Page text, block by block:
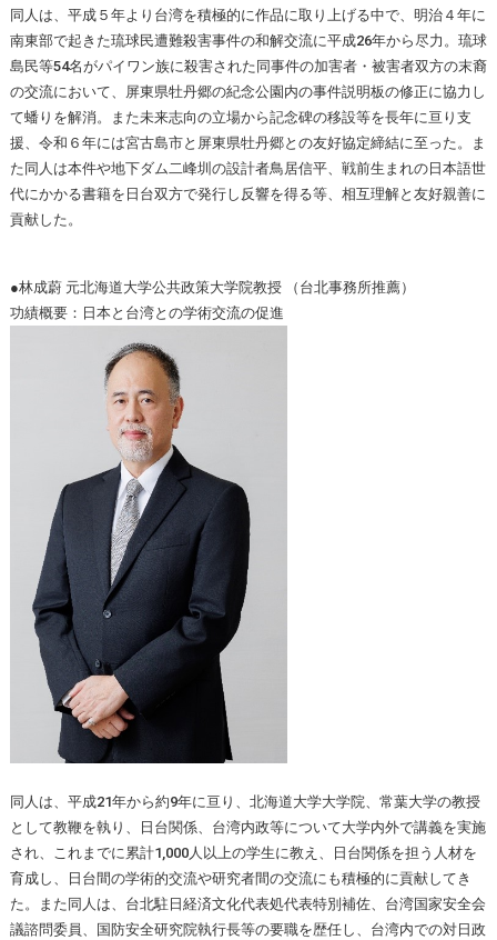
同人は、平成５年より台湾を積極的に作品に取り上げる中で、明治４年に
南東部で起きた琉球民遭難殺害事件の和解交流に平成26年から尽力。琉球
島民等54名がパイワン族に殺害された同事件の加害者・被害者双方の末裔
の交流において、屏東県牡丹郷の紀念公園内の事件説明板の修正に協力し
て蟠りを解消。また未来志向の立場から記念碑の移設等を長年に亘り支
援、令和６年には宮古島市と屏東県牡丹郷との友好協定締結に至った。ま
た同人は本件や地下ダム二峰圳の設計者鳥居信平、戦前生まれの日本語世
代にかかる書籍を日台双方で発行し反響を得る等、相互理解と友好親善に
貢献した。
●林成蔚 元北海道大学公共政策大学院教授 （台北事務所推薦）
功績概要：日本と台湾との学術交流の促進
同人は、平成21年から約9年に亘り、北海道大学大学院、常葉大学の教授
として教鞭を執り、日台関係、台湾内政等について大学内外で講義を実施
され、これまでに累計1,000人以上の学生に教え、日台関係を担う人材を
育成し、日台間の学術的交流や研究者間の交流にも積極的に貢献してき
た。また同人は、台北駐日経済文化代表処代表特別補佐、台湾国家安全会
議諮問委員、国防安全研究院執行長等の要職を歴任し、台湾内での対日政